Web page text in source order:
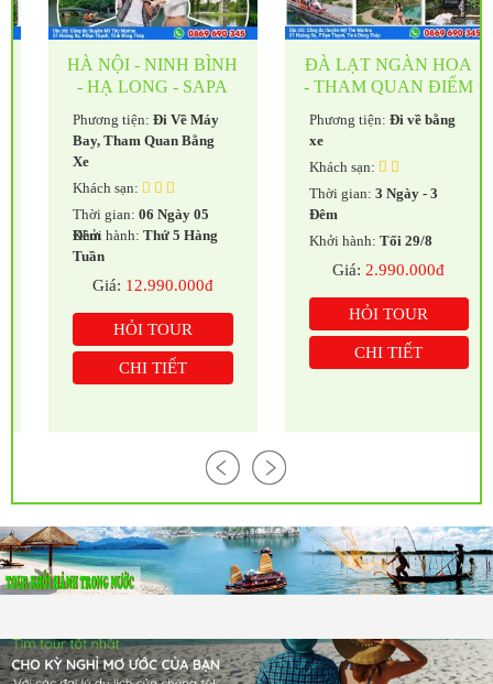
HÀ NỘI - NINH BÌNH
- HẠ LONG - SAPA
Phương tiện:Đi Về Máy
Bay, Tham Quan Bằng
Khách sạn:
Thời gian:06 Ngày 05
Đêm
Khởi hành:Thứ 5 Hàng
Tuần
Giá:12.990.000đ
HỎI TOUR
CHI TIẾT
ĐÀ LẠT NGÀN HOA
- THAM QUAN ĐIỂM
Phương tiện:Đi về bằng
Khách sạn:
Thời gian:3 Ngày - 3
Đêm
Khởi hành:Tối 29/8
Giá:2.990.000đ
HỎI TOUR
CHI TIẾT
KINH NGHIỆM TRONG LĨNH
VỰC DU LỊCH